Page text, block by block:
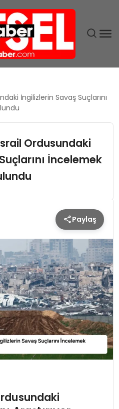
İngilizlerin Savaş Suçlarını
Ordusundaki
İncelemek
Paylaş